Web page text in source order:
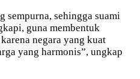
sempurna, sehingga suami
guna membentuk
negara yang kuat
yang harmonis”, ungkap